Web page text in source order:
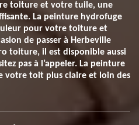
toiture et votre tuile, une
La peinture hydrofuge
pour votre toiture et
de passer à Herbeville
toiture, il est disponible aussi
pas à l’appeler. La peinture
votre toit plus claire et loin des